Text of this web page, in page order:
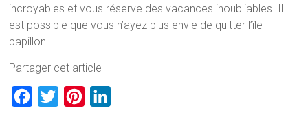
incroyables et vous réserve des vacances inoubliables. Il
est possible que vous n’ayez plus envie de quitter l’île
papillon.
Partager cet article